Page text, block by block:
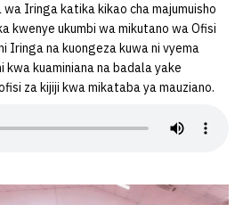
Iringa katika kikao cha majumuisho
kwenye ukumbi wa mikutano wa Ofisi
Iringa na kuongeza kuwa ni vyema
kwa kuaminiana na badala yake
za kijiji kwa mikataba ya mauziano.